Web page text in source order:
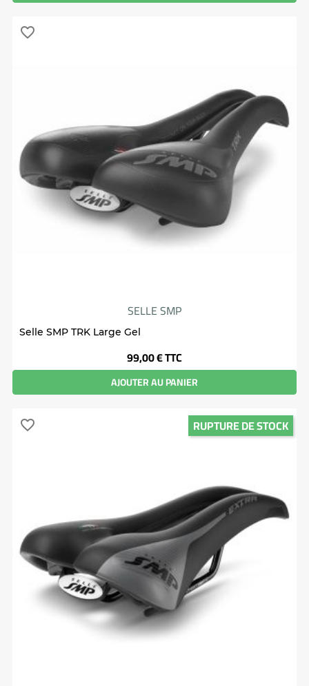
SELLE SMP
Selle SMP TRK Large Gel
Prix
99,00 €TTC
AJOUTER AU PANIER
favorite_border
RUPTURE DE STOCK
favorite_border